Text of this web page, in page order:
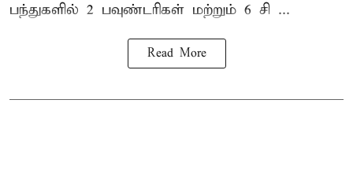
பந்துகளில் 2 பவுண்டரிகள் மற்றும் 6 சி ...
Read More